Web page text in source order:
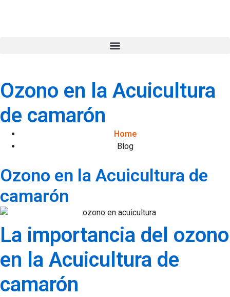
Ozono en la Acuicultura
de camarón
Home
Blog
Ozono en la Acuicultura de
camarón
La importancia del ozono
en la Acuicultura de
camarón